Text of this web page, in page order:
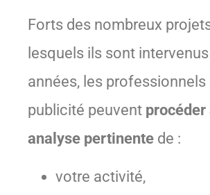
Forts des nombreux
lesquels ils sont
années, les professionnels
publicité peuvent procéder
analyse pertinente de :
votre activité,